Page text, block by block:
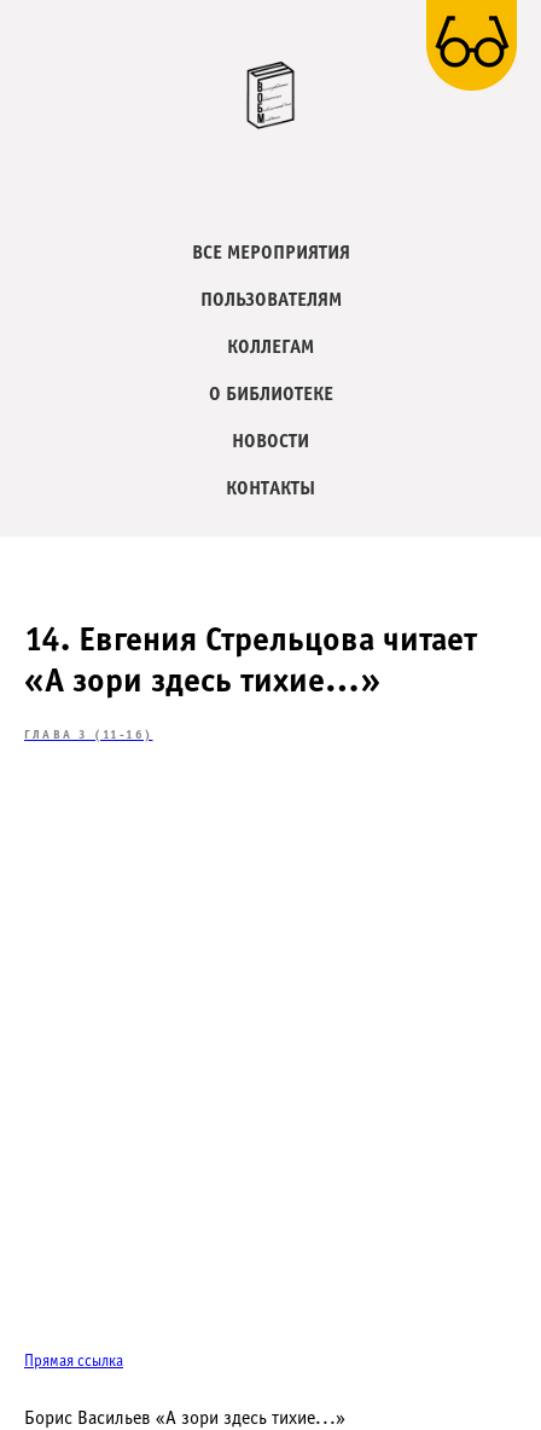
ВСЕ МЕРОПРИЯТИЯ
ПОЛЬЗОВАТЕЛЯМ
КОЛЛЕГАМ
О БИБЛИОТЕКЕ
НОВОСТИ
КОНТАКТЫ
14. Евгения Стрельцова читает
«А зори здесь тихие…»
ГЛАВА 3 (11-16)
Прямая ссылка
Борис Васильев «А зори здесь тихие...»